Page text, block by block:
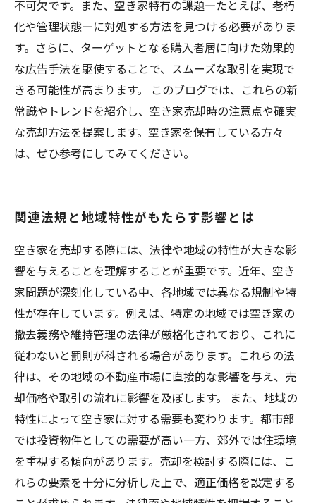
不可欠です。また、空き家特有の課題—たとえば、老朽
化や管理状態—に対処する方法を見つける必要がありま
す。さらに、ターゲットとなる購入者層に向けた効果的
な広告手法を駆使することで、スムーズな取引を実現で
きる可能性が高まります。 このブログでは、これらの新
常識やトレンドを紹介し、空き家売却時の注意点や確実
な売却方法を提案します。空き家を保有している方々
は、ぜひ参考にしてみてください。
関連法規と地域特性がもたらす影響とは
空き家を売却する際には、法律や地域の特性が大きな影
響を与えることを理解することが重要です。近年、空き
家問題が深刻化している中、各地域では異なる規制や特
性が存在しています。例えば、特定の地域では空き家の
撤去義務や維持管理の法律が厳格化されており、これに
従わないと罰則が科される場合があります。これらの法
律は、その地域の不動産市場に直接的な影響を与え、売
却価格や取引の流れに影響を及ぼします。 また、地域の
特性によって空き家に対する需要も変わります。都市部
では投資物件としての需要が高い一方、郊外では住環境
を重視する傾向があります。売却を検討する際には、こ
れらの要素を十分に分析した上で、適正価格を設定する